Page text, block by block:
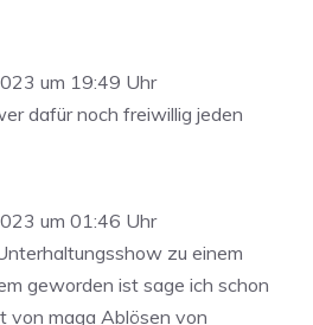
um 19:49 Uhr
dafür noch freiwillig jeden
um 01:46 Uhr
zu einem
geworden ist sage ich schon
von maga Ablösen von